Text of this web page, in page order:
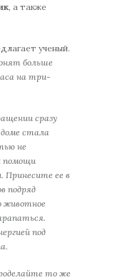
, а также
ученый.
больше
на три-
сразу
стала
не
помощи
Принесите ее в
подряд
животное
под
то же